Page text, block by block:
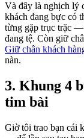
Và đây là nghịch lý
khách đang bực có
từng gặp trục trặc —
đang tệ. Còn giữ
Giữ chân khách
nàn.
3. Khung 4
tim bài
Giờ tôi trao bạn cái